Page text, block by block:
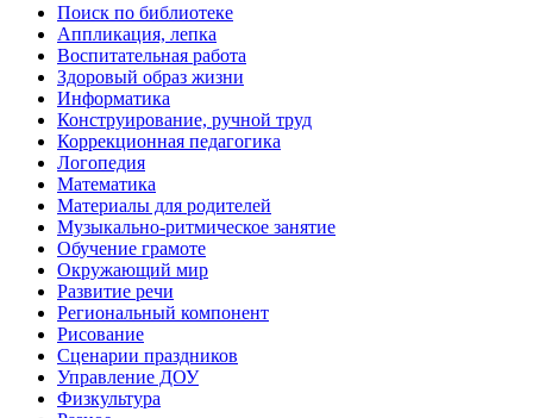
Поиск по библиотеке
Аппликация, лепка
Воспитательная работа
Здоровый образ жизни
Информатика
Конструирование, ручной труд
Коррекционная педагогика
Логопедия
Математика
Материалы для родителей
Музыкально-ритмическое занятие
Обучение грамоте
Окружающий мир
Развитие речи
Региональный компонент
Рисование
Сценарии праздников
Управление ДОУ
Физкультура